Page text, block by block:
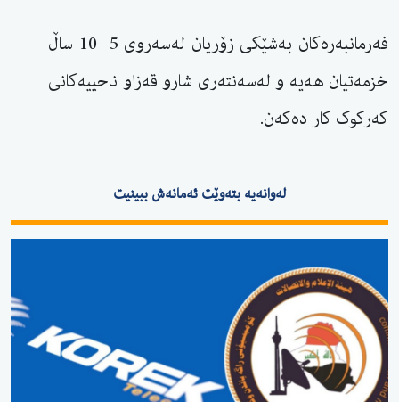
فەرمانبەرەکان بەشێکی زۆریان لەسەروی 5- 10 ساڵ
خزمەتیان هەیە و لەسەنتەری شارو قەزاو ناحییەکانی
کەرکوک کار دەکەن.
لەوانەیە بتەوێت ئەمانەش ببینیت